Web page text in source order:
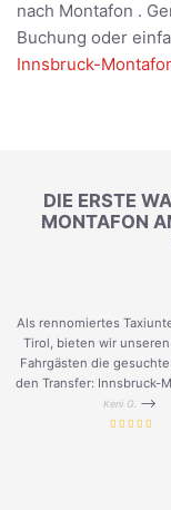
nach Montafon .
Buchung oder
Innsbruck-
DIE ERSTE
MONTAFON
Als rennomiertes
Tirol, bieten wir
Fahrgästen die
den Transfer: Innsbruck-
Keni G. -->